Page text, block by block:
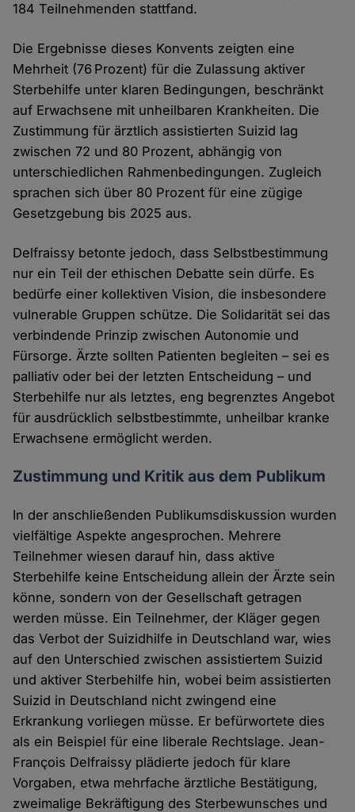
184 Teilnehmenden stattfand.
Die Ergebnisse dieses Konvents zeigten eine
Mehrheit (76 Prozent) für die Zulassung aktiver
Sterbehilfe unter klaren Bedingungen, beschränkt
auf Erwachsene mit unheilbaren Krankheiten. Die
Zustimmung für ärztlich assistierten Suizid lag
zwischen 72 und 80 Prozent, abhängig von
unterschiedlichen Rahmenbedingungen. Zugleich
sprachen sich über 80 Prozent für eine zügige
Gesetzgebung bis 2025 aus.
Delfraissy betonte jedoch, dass Selbstbestimmung
nur ein Teil der ethischen Debatte sein dürfe. Es
bedürfe einer kollektiven Vision, die insbesondere
vulnerable Gruppen schütze. Die Solidarität sei das
verbindende Prinzip zwischen Autonomie und
Fürsorge. Ärzte sollten Patienten begleiten – sei es
palliativ oder bei der letzten Entscheidung – und
Sterbehilfe nur als letztes, eng begrenztes Angebot
für ausdrücklich selbstbestimmte, unheilbar kranke
Erwachsene ermöglicht werden.
Zustimmung und Kritik aus dem Publikum
In der anschließenden Publikumsdiskussion wurden
vielfältige Aspekte angesprochen. Mehrere
Teilnehmer wiesen darauf hin, dass aktive
Sterbehilfe keine Entscheidung allein der Ärzte sein
könne, sondern von der Gesellschaft getragen
werden müsse. Ein Teilnehmer, der Kläger gegen
das Verbot der Suizidhilfe in Deutschland war, wies
auf den Unterschied zwischen assistiertem Suizid
und aktiver Sterbehilfe hin, wobei beim assistierten
Suizid in Deutschland nicht zwingend eine
Erkrankung vorliegen müsse. Er befürwortete dies
als ein Beispiel für eine liberale Rechtslage. Jean-
François Delfraissy plädierte jedoch für klare
Vorgaben, etwa mehrfache ärztliche Bestätigung,
zweimalige Bekräftigung des Sterbewunsches und